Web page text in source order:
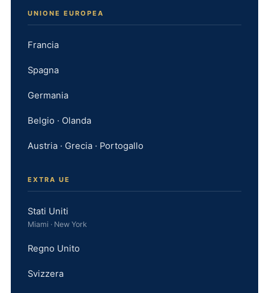
UNIONE EUROPEA
Francia
Spagna
Germania
Belgio · Olanda
Austria · Grecia · Portogallo
EXTRA UE
Stati Uniti
Miami · New York
Regno Unito
Svizzera